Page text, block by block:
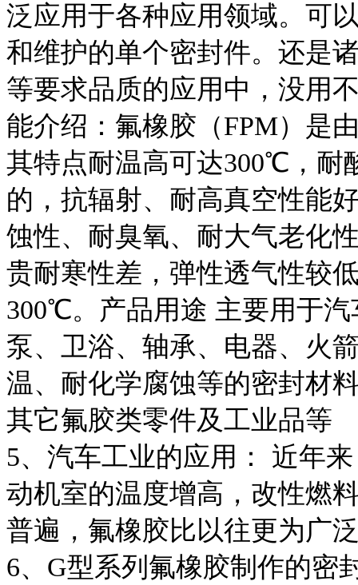
泛应用于各种应用领域。可
和维护的单个密封件。还是
等要求品质的应用中，没用
能介绍：氟橡胶（FPM）是
其特点耐温高可达300℃，耐
的，抗辐射、耐高真空性能
蚀性、耐臭氧、耐大气老化
贵耐寒性差，弹性透气性较
300℃。产品用途 主要用于
泵、卫浴、轴承、电器、火
温、耐化学腐蚀等的密封材
其它氟胶类零件及工业品等
5、汽车工业的应用： 近年
动机室的温度增高，改性燃
普遍，氟橡胶比以往更为广
6、G型系列氟橡胶制作的密